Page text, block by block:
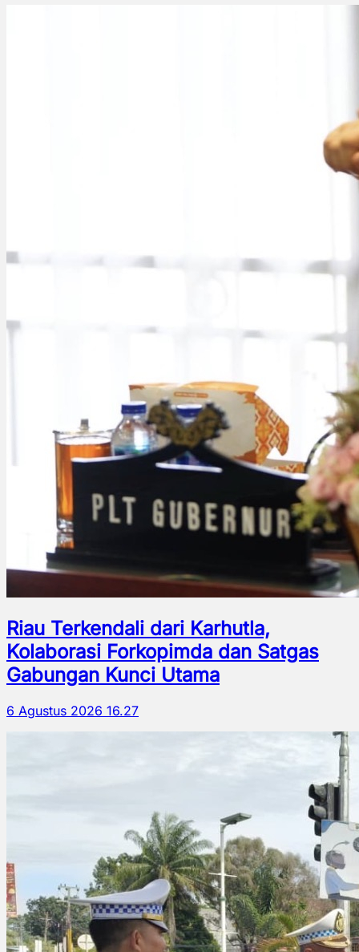
Riau Terkendali dari Karhutla,
Kolaborasi Forkopimda dan Satgas
Gabungan Kunci Utama
6 Agustus 2026 16.27